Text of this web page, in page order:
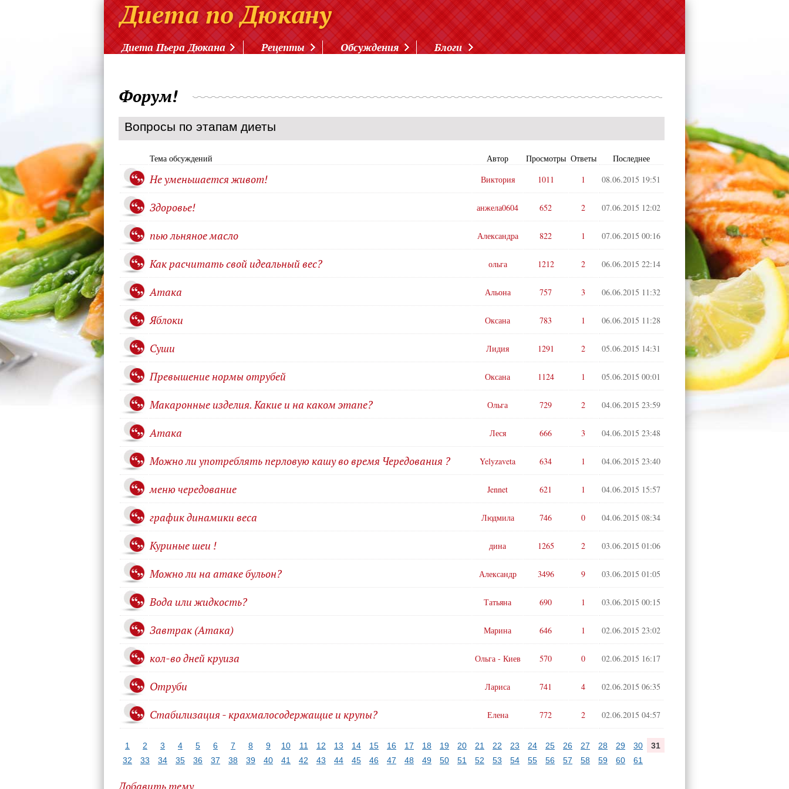
Диета Пьера Дюкана Рецепты Обсуждения Блоги
Форум!
Вопросы по этапам диеты
Тема обсуждений Автор Просмотры Ответы Последнее
Не уменьшается живот! Виктория 1011 1 08.06.2015 19:51
Здоровье! анжела0604 652 2 07.06.2015 12:02
пью льняное масло Александра 822 1 07.06.2015 00:16
Как расчитать свой идеальный вес? ольга 1212 2 06.06.2015 22:14
Атака Альона 757 3 06.06.2015 11:32
Яблоки Оксана 783 1 06.06.2015 11:28
Суши Лидия 1291 2 05.06.2015 14:31
Превышение нормы отрубей Оксана 1124 1 05.06.2015 00:01
Макаронные изделия. Какие и на каком этапе? Ольга 729 2 04.06.2015 23:59
Атака Леся 666 3 04.06.2015 23:48
Можно ли употреблять перловую кашу во время Чередования ? Yelyzaveta 634 1 04.06.2015 23:40
меню чередование Jennet 621 1 04.06.2015 15:57
график динамики веса Людмила 746 0 04.06.2015 08:34
Куриные шеи ! дина 1265 2 03.06.2015 01:06
Можно ли на атаке бульон? Александр 3496 9 03.06.2015 01:05
Вода или жидкость? Татьяна 690 1 03.06.2015 00:15
Завтрак (Атака) Марина 646 1 02.06.2015 23:02
кол-во дней круиза Ольга - Киев 570 0 02.06.2015 16:17
Отруби Лариса 741 4 02.06.2015 06:35
Стабилизация - крахмалосодержащие и крупы? Елена 772 2 02.06.2015 04:57
1 2 3 4 5 6 7 8 9 10 11 12 13 14 15 16 17 18 19 20 21 22 23 24 25 26 27 28 29 30
31
32
33 34 35 36 37 38 39 40 41 42 43 44 45 46 47 48 49 50 51 52 53 54 55 56 57 58 59 60 61
Добавить тему